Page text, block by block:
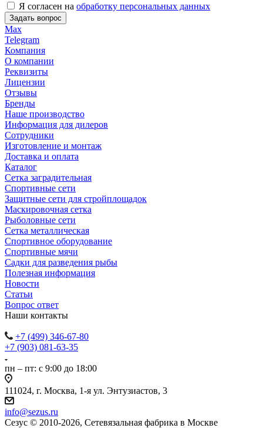
Я согласен на обработку персональных данных
Задать вопрос
Max
Telegram
Компания
О компании
Реквизиты
Лицензии
Отзывы
Бренды
Наше производство
Информация для дилеров
Сотрудники
Изготовление и монтаж
Доставка и оплата
Каталог
Сетка заградительная
Спортивные сети
Защитные сети для стройплощадок
Маскировочная сетка
Рыболовные сети
Сетка металлическая
Спортивное оборудование
Спортивные мячи
Садки для разведения рыбы
Полезная информация
Новости
Статьи
Вопрос ответ
Наши контакты
+7 (499) 346-67-80
+7 (903) 081-63-35
пн – пт: с 9:00 до 18:00
111024, г. Москва, 1-я ул. Энтузиастов, 3
info@sezus.ru
Сезус © 2010-2026, Сетевязальная фабрика в Москве